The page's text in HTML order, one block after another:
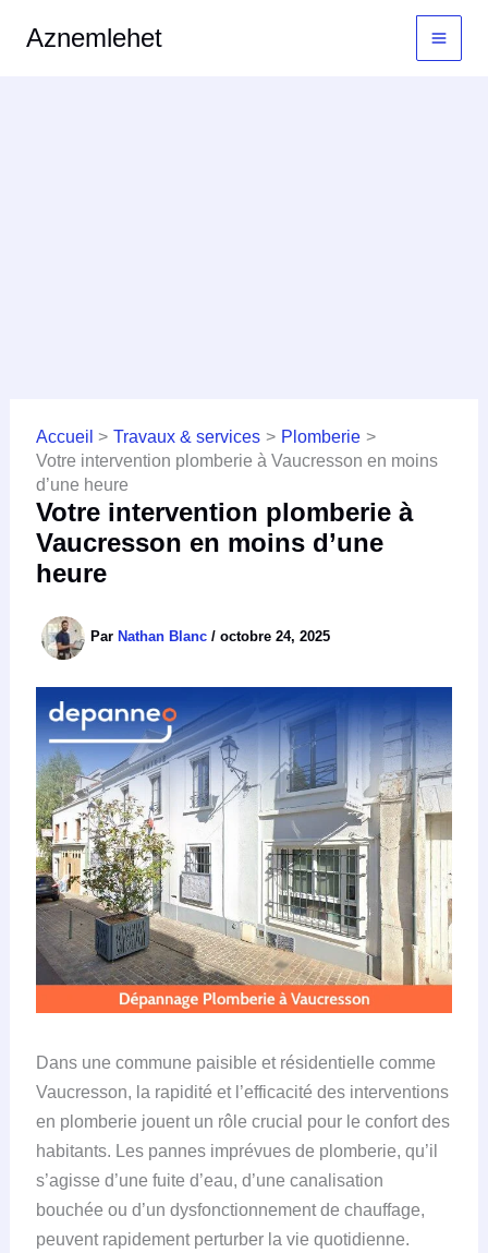
Aznemlehet
Accueil Travaux & services
Plomberie
Votre intervention plomberie à Vaucresson en moins
d’une heure
Votre intervention plomberie à
Vaucresson en moins d’une
heure
Par Nathan Blanc / octobre 24, 2025
Dans une commune paisible et résidentielle comme
Vaucresson, la rapidité et l’efficacité des interventions
en plomberie jouent un rôle crucial pour le confort des
habitants. Les pannes imprévues de plomberie, qu’il
s’agisse d’une fuite d’eau, d’une canalisation
bouchée ou d’un dysfonctionnement de chauffage,
peuvent rapidement perturber la vie quotidienne.